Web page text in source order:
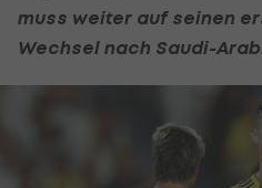
muss weiter auf seinen
Wechsel nach Saudi-